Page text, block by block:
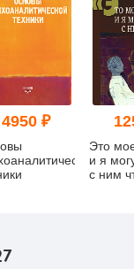
4950 ₽
Это
и я
с ним